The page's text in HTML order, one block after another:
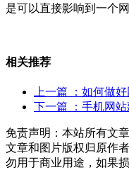
是可以直接影响到一个
相关推荐
上一篇
：如何做
下一篇
：手机网
免责声明：本站所有文
文章和图片版权归原作
勿用于商业用途，如果